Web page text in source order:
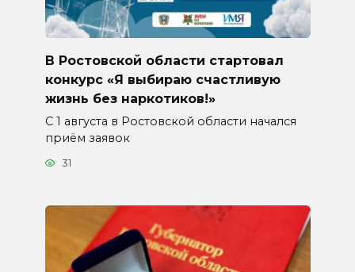
В Ростовской области стартовал
конкурс «Я выбираю счастливую
жизнь без наркотиков!»
С 1 августа в Ростовской области начался
приём заявок
31